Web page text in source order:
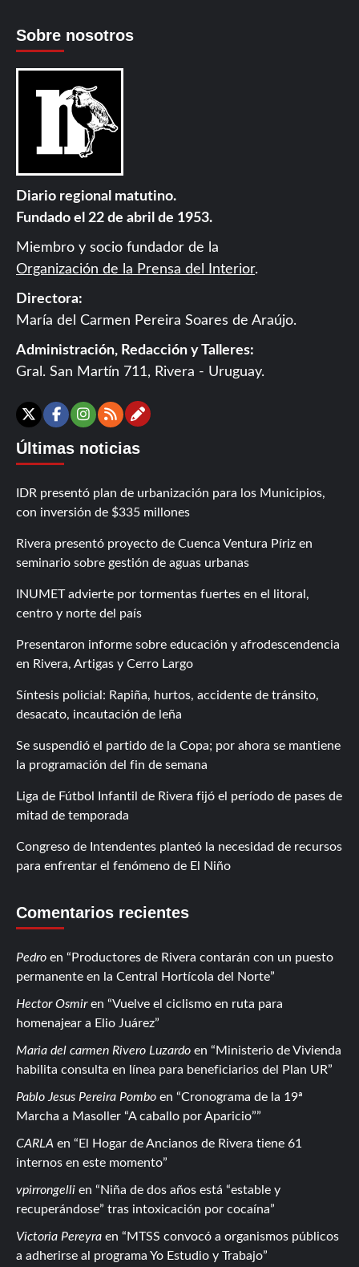
Sobre nosotros
Diario regional matutino.
Fundado el 22 de abril de 1953.
Miembro y socio fundador de la
Organización de la Prensa del Interior.
Directora:
María del Carmen Pereira Soares de Araújo.
Administración, Redacción y Talleres:
Gral. San Martín 711, Rivera - Uruguay.
X Facebook
Instagram
RSSContáctanos
Últimas noticias
IDR presentó plan de urbanización para los Municipios,
con inversión de $335 millones
Rivera presentó proyecto de Cuenca Ventura Píriz en
seminario sobre gestión de aguas urbanas
INUMET advierte por tormentas fuertes en el litoral,
centro y norte del país
Presentaron informe sobre educación y afrodescendencia
en Rivera, Artigas y Cerro Largo
Síntesis policial: Rapiña, hurtos, accidente de tránsito,
desacato, incautación de leña
Se suspendió el partido de la Copa; por ahora se mantiene
la programación del fin de semana
Liga de Fútbol Infantil de Rivera fijó el período de pases de
mitad de temporada
Congreso de Intendentes planteó la necesidad de recursos
para enfrentar el fenómeno de El Niño
Comentarios recientes
Pedro en
Productores de Rivera contarán con un puesto
permanente en la Central Hortícola del Norte
Hector Osmiren
Vuelve el ciclismo en ruta para
homenajear a Elio Juárez
Maria del carmen Rivero Luzardo en
Ministerio de Vivienda
habilita consulta en línea para beneficiarios del Plan UR
Pablo Jesus Pereira Pombo en
Cronograma de la 19ª
Marcha a Masoller “A caballo por Aparicio”
CARLA en
El Hogar de Ancianos de Rivera tiene 61
internos en este momento
vpirrongelli en
Niña de dos años está “estable y
recuperándose” tras intoxicación por cocaína
Victoria Pereyra en
MTSS convocó a organismos públicos
a adherirse al programa Yo Estudio y Trabajo